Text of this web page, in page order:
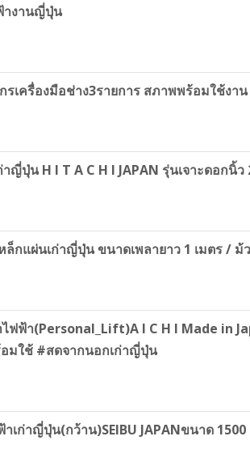
างานญี่ปุ่น
รเครื่องมือช่าง3รายการ สภาพพร้อมใช้งาน
ญี่ปุ่น H I T A C H I JAPAN รุ่นเจาะดอก
ล็กแผ่นเก่าญี่ปุ่น ขนาดเพลายาว 1 เมตร /
ฟฟ้า(Personal_Lift)A I C H I Made in
มใช้ #สดจากนอกเก่าญี่ปุ่น
เก่าญี่ปุ่น(กว้าน)SEIBU JAPANขนาด